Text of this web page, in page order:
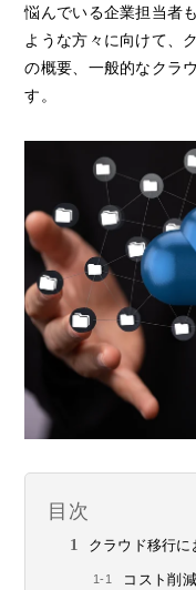
悩んでいる企業担当者
ような方々に向けて、
の概要、一般的なクラ
す。
目次
クラウド移行に
コスト削